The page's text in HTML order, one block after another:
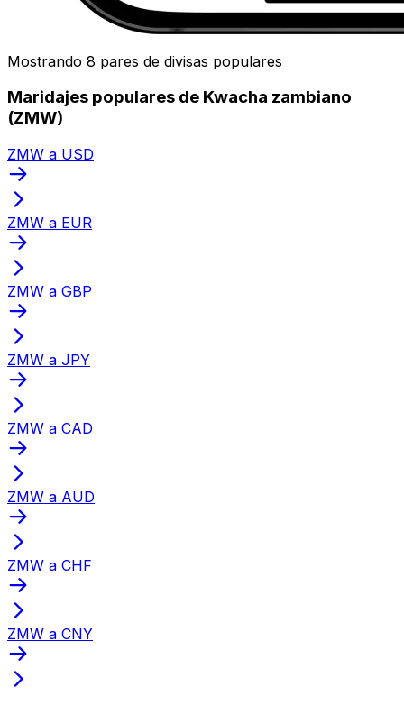
Mostrando 8 pares de divisas populares
Maridajes populares de Kwacha zambiano
(ZMW)
ZMW a USD
ZMW a EUR
ZMW a GBP
ZMW a JPY
ZMW a CAD
ZMW a AUD
ZMW a CHF
ZMW a CNY